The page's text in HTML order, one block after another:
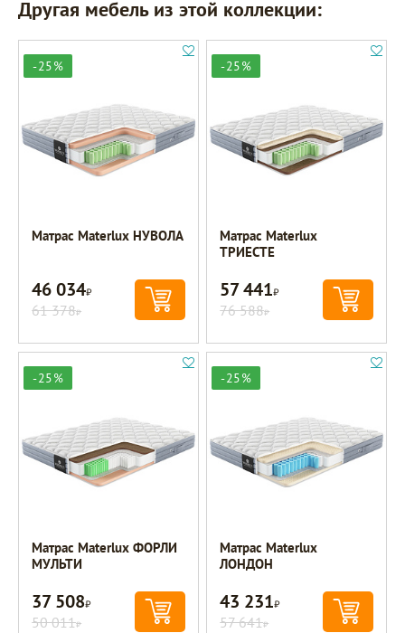
Другая мебель из этой коллекции:
-25%
Матрас Materlux НУВОЛА
46 034Р
61 378Р
-25%
Матрас Materlux
ТРИЕСТЕ
57 441Р
76 588Р
-25%
Матрас Materlux ФОРЛИ
МУЛЬТИ
37 508Р
50 011Р
-25%
Матрас Materlux
ЛОНДОН
43 231Р
57 641Р